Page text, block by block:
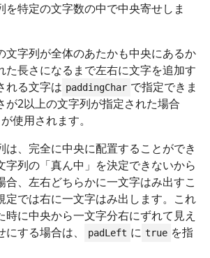
を特定の文字数の中で中央寄せしま
文字列が全体のあたかも中央にあるか
た長さになるまで左右に文字を追加す
れる文字は paddingChar で指定できま
が2以上の文字列が指定された場合
使用されます。
は、完全に中央に配置することができ
字列の「真ん中」を決定できないから
合、左右どちらかに一文字はみ出すこ
定では右に一文字はみ出します。これ
時に中央から一文字分右にずれて見え
する場合は、
padLeft に true を指